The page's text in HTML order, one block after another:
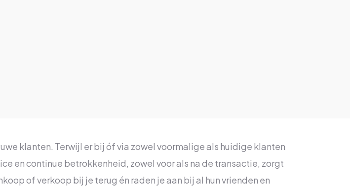
klanten. Terwijl er bij óf via zowel voormalige als huidige klanten
en continue betrokkenheid, zowel voor als na de transactie, zorgt
of verkoop bij je terug én raden je aan bij al hun vrienden en